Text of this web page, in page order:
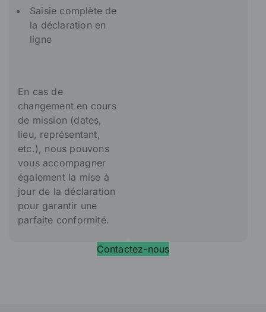
Saisie complète de
la déclaration en
ligne
En cas de
changement en cours
de mission (dates,
lieu, représentant,
etc.), nous pouvons
vous accompagner
également la mise à
jour de la déclaration
pour garantir une
parfaite conformité.
Contactez-nous